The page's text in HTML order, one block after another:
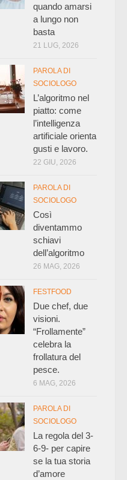
quando amarsi
a lungo non
basta
21 LUG, 2026
PAROLA DI
SOCIOLOGO
L’algoritmo nel
piatto: come
l’intelligenza
artificiale orienta
gusti e lavoro.
22 GIU, 2026
PAROLA DI
SOCIOLOGO
Così
diventammo
schiavi
dell’algoritmo
26 MAG, 2026
FESTFOOD
Due chef, due
visioni.
“Frollamente”
celebra la
frollatura del
pesce.
6 MAG, 2026
PAROLA DI
SOCIOLOGO
La regola del 3-
6-9- per capire
se la tua storia
d’amore